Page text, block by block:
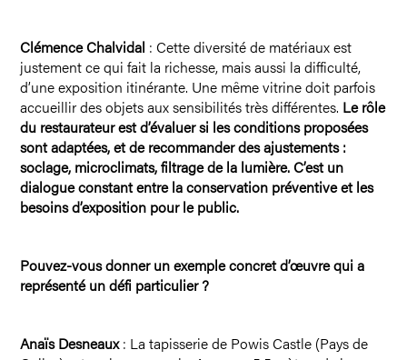
Clémence Chalvidal : Cette diversité de matériaux est
justement ce qui fait la richesse, mais aussi la difficulté,
d’une exposition itinérante. Une même vitrine doit parfois
accueillir des objets aux sensibilités très différentes. Le rôle
du restaurateur est d’évaluer si les conditions proposées
sont adaptées, et de recommander des ajustements :
soclage, microclimats, filtrage de la lumière. C’est un
dialogue constant entre la conservation préventive et les
besoins d’exposition pour le public.
Pouvez-vous donner un exemple concret d’œuvre qui a
représenté un défi particulier ?
Anaïs Desneaux: La tapisserie de Powis Castle (Pays de